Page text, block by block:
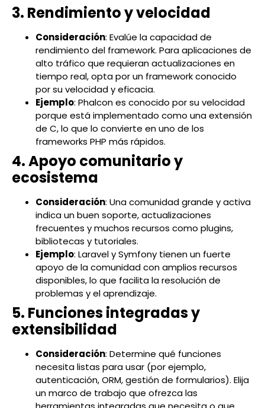
3. Rendimiento y velocidad
Consideración: Evalúe la capacidad de
rendimiento del framework. Para aplicaciones de
alto tráfico que requieran actualizaciones en
tiempo real, opta por un framework conocido
por su velocidad y eficacia.
Ejemplo: Phalcon es conocido por su velocidad
porque está implementado como una extensión
de C, lo que lo convierte en uno de los
frameworks PHP más rápidos.
4. Apoyo comunitario y
ecosistema
Consideración: Una comunidad grande y activa
indica un buen soporte, actualizaciones
frecuentes y muchos recursos como plugins,
bibliotecas y tutoriales.
Ejemplo: Laravel y Symfony tienen un fuerte
apoyo de la comunidad con amplios recursos
disponibles, lo que facilita la resolución de
problemas y el aprendizaje.
5. Funciones integradas y
extensibilidad
Consideración: Determine qué funciones
necesita listas para usar (por ejemplo,
autenticación, ORM, gestión de formularios). Elija
un marco de trabajo que ofrezca las